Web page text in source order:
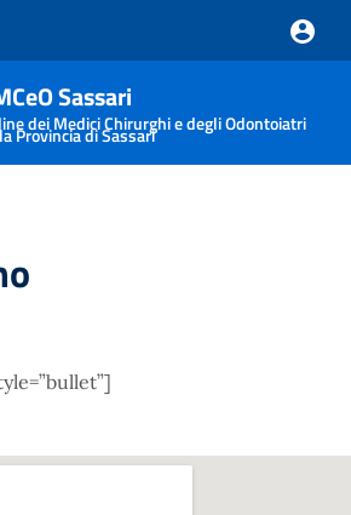
navigazione
Sassari
dei Medici Chirurghi e degli Odontoiatri
Provincia di Sassari